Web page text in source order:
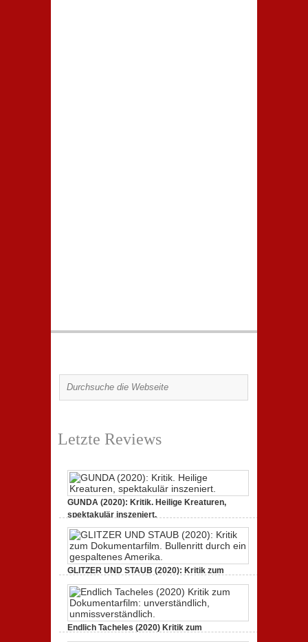
Letzte Reviews
GUNDA (2020): Kritik. Heilige Kreaturen,
spektakulär inszeniert.
GLITZER UND STAUB (2020): Kritik zum
Dokumentarfilm.
3. Oktober 2020,2 Comments
Endlich Tacheles (2020) Kritik zum
Dokumentarfilm: unverständlich,